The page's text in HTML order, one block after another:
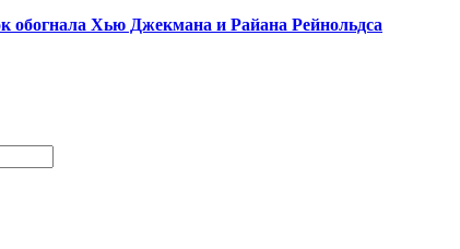
обогнала Хью Джекмана и Райана Рейнольдса